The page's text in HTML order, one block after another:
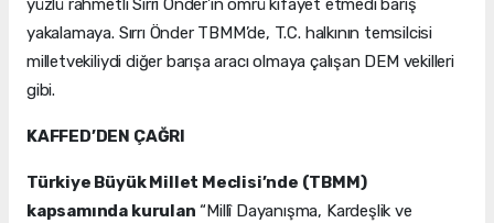
yüzlü rahmetli Sırrı Önder’in ömrü kifayet etmedi barış
yakalamaya. Sırrı Önder TBMM’de, T.C. halkının temsilcisi
milletvekiliydi diğer barışa aracı olmaya çalışan DEM vekilleri
gibi.
KAFFED’DEN ÇAĞRI
Türkiye Büyük Millet Meclisi’nde (TBMM)
kapsamında kurulan “Millî Dayanışma, Kardeşlik ve